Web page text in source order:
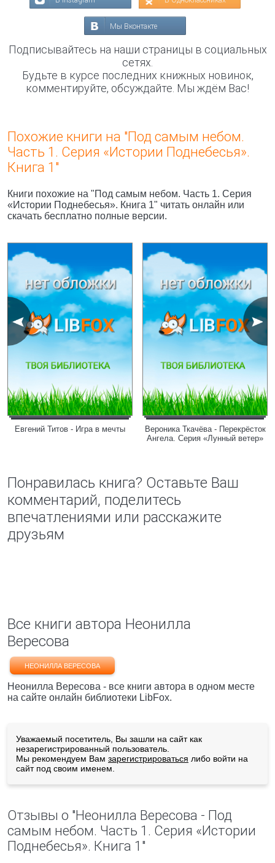
Мы Вконтакте
Подписывайтесь на наши страницы в социальных
сетях.
Будьте в курсе последних книжных новинок,
комментируйте, обсуждайте. Мы ждём Вас!
Похожие книги на "Под самым небом.
Часть 1. Серия «Истории Поднебесья».
Книга 1"
Книги похожие на "Под самым небом. Часть 1. Серия
«Истории Поднебесья». Книга 1" читать онлайн или
скачать бесплатно полные версии.
Евгений Титов - Игра в мечты
Вероника Ткачёва - Перекрёсток
Ангела. Серия «Лунный ветер»
Понравилась книга? Оставьте Ваш
комментарий, поделитесь
впечатлениями или расскажите
друзьям
Все книги автора Неонилла
Вересова
НЕОНИЛЛА ВЕРЕСОВА
Неонилла Вересова - все книги автора в одном месте
на сайте онлайн библиотеки LibFox.
Уважаемый посетитель, Вы зашли на сайт как
незарегистрированный пользователь.
Мы рекомендуем Вам зарегистрироваться либо войти на
сайт под своим именем.
Отзывы о "Неонилла Вересова - Под
самым небом. Часть 1. Серия «Истории
Поднебесья». Книга 1"